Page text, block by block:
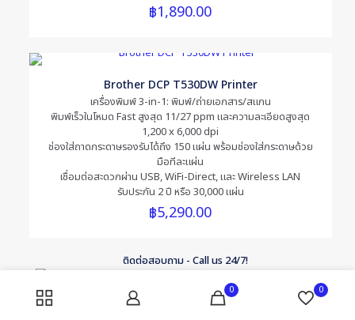
฿1,890.00
Brother DCP T530DW Printer
เครื่องพิมพ์ 3-in-1: พิมพ์/ถ่ายเอกสาร/สแกน
พิมพ์เร็วในโหมด Fast สูงสุด 11/27 ppm และความละเอียดสูงสุด
1,200 x 6,000 dpi
ช่องใส่ถาดกระดาษรองรับได้ถึง 150 แผ่น พร้อมช่องใส่กระดาษด้วย
มือทีละแผ่น
เชื่อมต่อสะดวกผ่าน USB, WiFi-Direct, และ Wireless LAN
รับประกัน 2 ปี หรือ 30,000 แผ่น
฿5,290.00
ติดต่อสอบถาม - Call us 24/7!
+66 (0) 92 464 4124
0 0